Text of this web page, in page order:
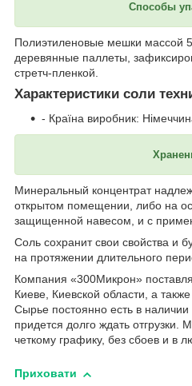
Способы
Полиэтиленовые мешки массой
деревянные паллеты,
стретч-пленкой.
Характеристики соли
- Країна виробник:
Минеральный концентрат
открытом помещении, либо на
защищенной навесом, и с
Соль сохранит свои свойства и
на протяжении длительного
Компания «300Микрон»
Киеве, Киевской области, а
Сырье постоянно есть в
придется долго ждать отгрузки.
четкому графику, без сбоев и в
Приховати